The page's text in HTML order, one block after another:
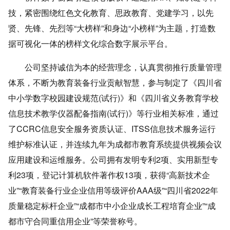
技，紧密围绕红色文化教育、思政教育、党建学习，以先
贤、先锋、先烈等“大榜样”和身边“小榜样”为主题，打造数
据可视化一体的榜样文化综合数字展示平台。
公司坚持诚信为本的经营理念，认真贯彻推行质量管理
体系，不断为教育装备行业贡献智慧，参与制定了《四川省
中小学数字校园建设规范(试行)》和《四川省义务教育学校
信息技术教学仪器配备指南(试行)》等行业相关标准，通过
了CCRC信息安全服务资质认证、ITSS信息技术服务运行
维护标准认证，并连续九年为成都市教育系统提供视频会议
应用建设和运维服务。公司拥有发明专利2项、实用新型专
利23项，登记计算机软件著作权13项，获得“高新技术企
业”“教育装备行业企业信用等级评价AAA级”“四川省2022年
质量稳定标杆企业”“成都市中小企业成长工程培育企业”“成
都市守合同重信用企业”等荣誉称号。